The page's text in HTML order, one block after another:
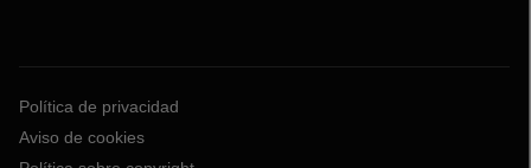
Política de privacidad
Aviso de cookies